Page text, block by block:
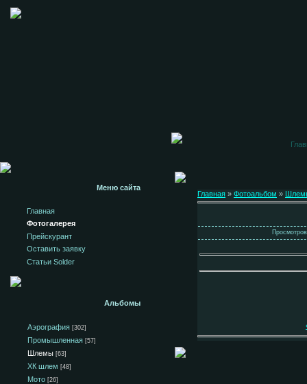
Меню сайта
Главная
Фотогалерея
Прейскурант
Оставить заявку
Статьи Solder
Альбомы
Аэрография [302]
Промышленная [57]
Шлемы [63]
ХК шлем [48]
Мото [26]
Главная » Фотоальбом »